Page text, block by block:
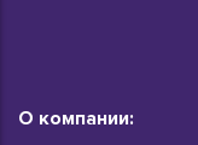
О компании: